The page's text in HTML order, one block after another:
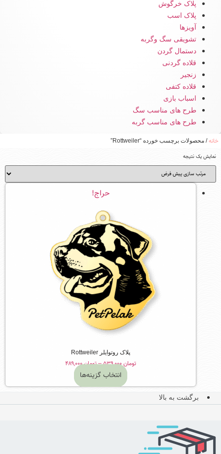
پلاک خرگوش
پلاک اسب
آویزها
تشویقی سگ وگربه
دستمال گردن
قلاده گردنی
زنجیر
قلاده کتفی
اسباب بازی
طرح های مناسب سگ
طرح های مناسب گربه
خانه/ محصولات برچسب خورده “Rottweiler”
نمایش یک نتیجه
حراج!
پلاک روتوایلر Rottweiler
تومان۵۳۹,۰۰۰ –تومان۴۸۹,۰۰۰
through
انتخاب گزینه‌ها
این
برگشت به بالا